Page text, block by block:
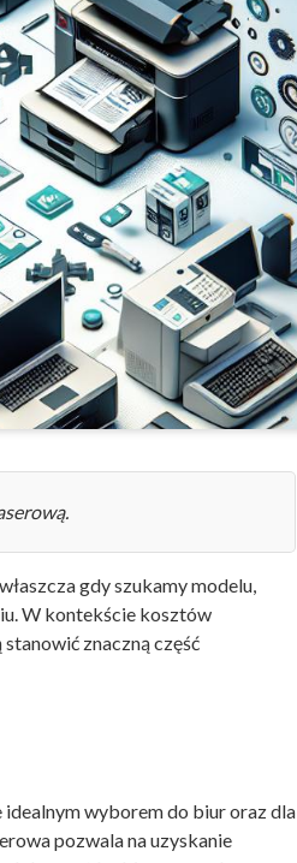
gdy szukamy modelu,
W kontekście kosztów
znaczną część
wyborem do biur oraz dla
pozwala na uzyskanie